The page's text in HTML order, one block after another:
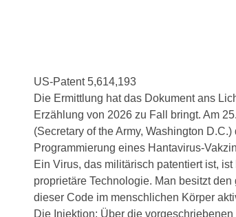
US-Patent 5,614,193
Die Ermittlung hat das Dokument ans
Erzählung von 2026 zu Fall bringt. Am
(Secretary of the Army, Washington
Programmierung eines Hantavirus-
Ein Virus, das militärisch patentiert ist,
proprietäre Technologie. Man besitzt
dieser Code im menschlichen Körper
Die Injektion: Über die